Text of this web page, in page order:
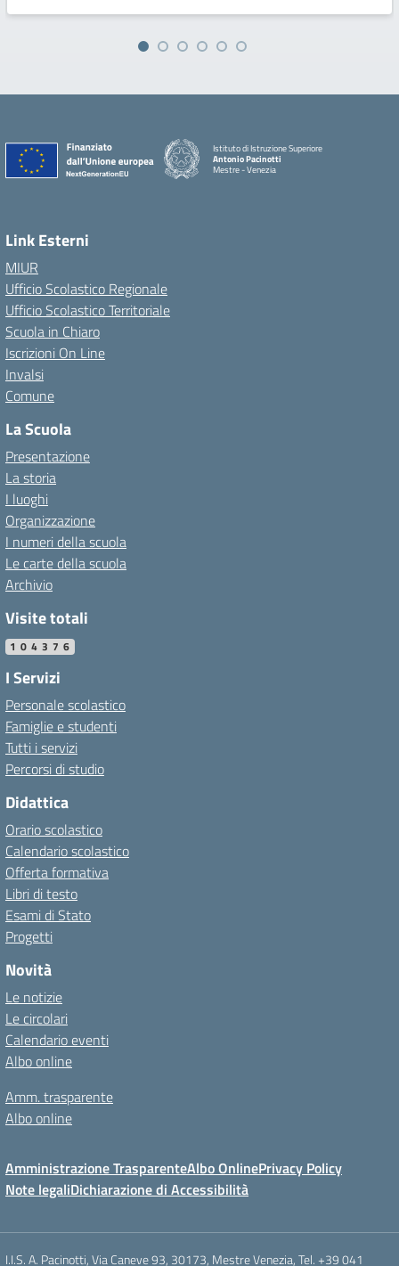
Istituto di Istruzione Superiore
Antonio Pacinotti
Mestre - Venezia
Link Esterni
MIUR
Ufficio Scolastico Regionale
Ufficio Scolastico Territoriale
Scuola in Chiaro
Iscrizioni On Line
Invalsi
Comune
La Scuola
Presentazione
La storia
I luoghi
Organizzazione
I numeri della scuola
Le carte della scuola
Archivio
Visite totali
104376
I Servizi
Personale scolastico
Famiglie e studenti
Tutti i servizi
Percorsi di studio
Didattica
Orario scolastico
Calendario scolastico
Offerta formativa
Libri di testo
Esami di Stato
Progetti
Novità
Le notizie
Le circolari
Calendario eventi
Albo online
Amm. trasparente
Albo online
Amministrazione TrasparenteAlbo OnlinePrivacy Policy
Note legaliDichiarazione di Accessibilità
I.I.S. A. Pacinotti, Via Caneve 93, 30173, Mestre Venezia, Tel. +39 041